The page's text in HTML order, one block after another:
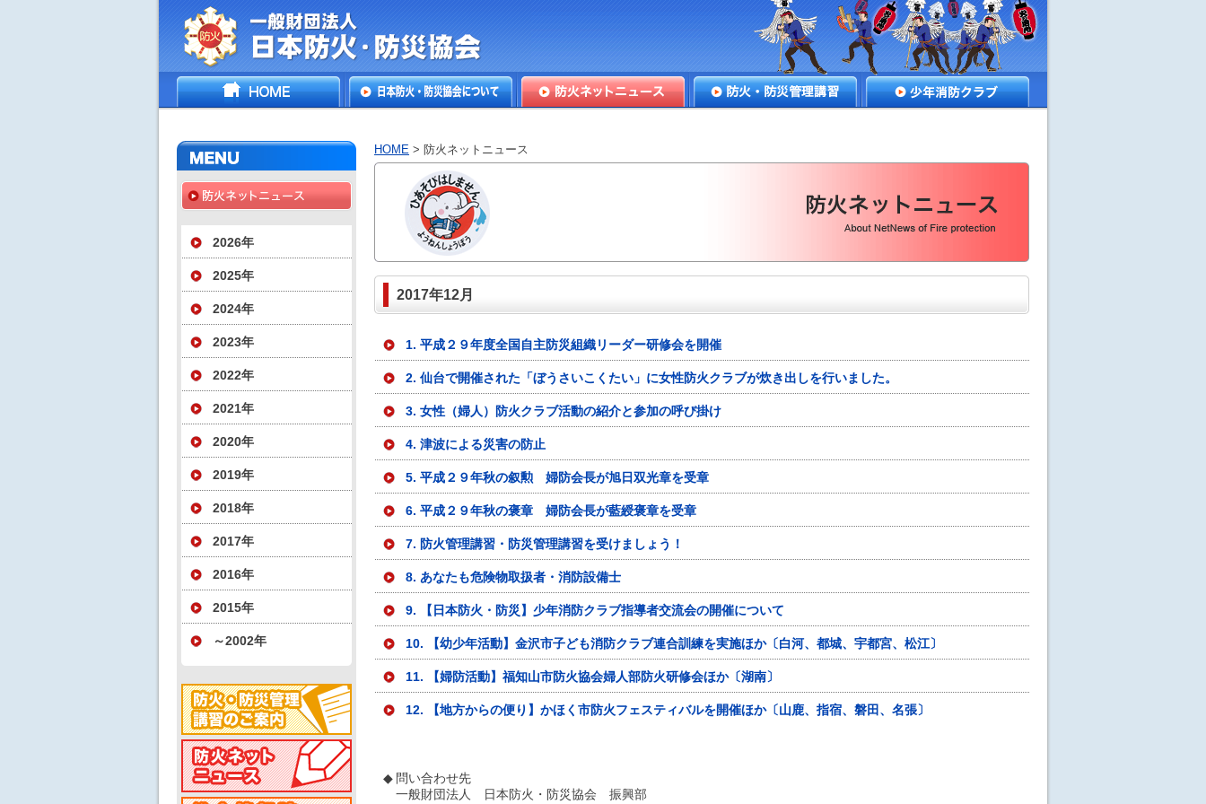
一般財団法人日本防火・防
HOME
2026年
2025年
2024年
2023年
2022年
2021年
2020年
2019年
2018年
2017年
2016年
2015年
～2002年
HOME > 防火ネットニュース
2017年12月
1. 平成２９年度全国自主防災組織リーダー研修会を開催
2. 仙台で開催された「ぼうさいこくたい」に女性防火クラブが炊き出しを行いました。
3. 女性（婦人）防火クラブ活動の紹介と参加の呼び掛け
4. 津波による災害の防止
5. 平成２９年秋の叙勲 婦防会長が旭日双光章を受章
6. 平成２９年秋の褒章 婦防会長が藍綬褒章を受章
7. 防火管理講習・防災管理講習を受けましょう！
8. あなたも危険物取扱者・消防設備士
9. 【日本防火・防災】少年消防クラブ指導者交流会の開催について
10. 【幼少年活動】金沢市子ども消防クラブ連合訓練を実施ほか〔白河、都城、宇都宮、松江〕
11. 【婦防活動】福知山市防火協会婦人部防火研修会ほか〔湖南〕
12. 【地方からの便り】かほく市防火フェスティバルを開催ほか〔山鹿、指宿、磐田、名張〕
◆ 問い合わせ先
一般財団法人
日本防火・防災協会 振興部